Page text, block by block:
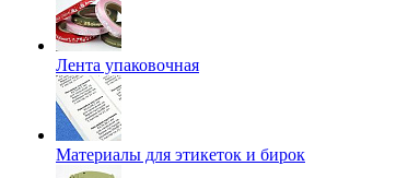
Лента упаковочная
Материалы для этикеток и бирок